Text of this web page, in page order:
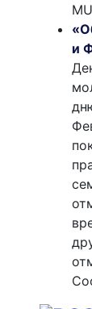
и